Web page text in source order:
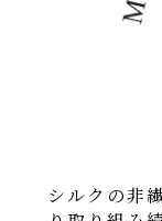
シルクの非